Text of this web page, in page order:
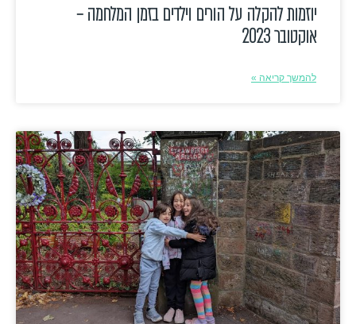
יוזמות להקלה על הורים וילדים בזמן המלחמה –
אוקטובר 2023
להמשך קריאה »